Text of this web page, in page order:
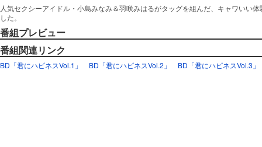
人気セクシーアイドル・小島みなみ＆羽咲みはるがタッグを組んだ、キャワいい
した。
番組プレビュー
番組関連リンク
BD「君にハピネスVol.1」 BD「君にハピネスVol.2」 BD「君にハピネスVol.3」